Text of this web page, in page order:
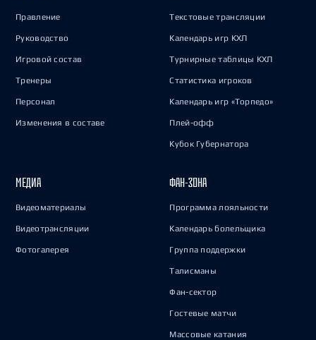
Правление
Руководство
Игровой состав
Тренеры
Персонал
Изменения в составе
Текстовые трансляции
Календарь игр КХЛ
Турнирные таблицы КХЛ
Статистика игроков
Календарь игр «Торпедо»
Плей-офф
Кубок Губернатора
МЕДИА
Видеоматериалы
Видеотрансляции
Фотогалерея
ФАН-ЗОНА
Программа лояльности
Календарь болельщика
Группа поддержки
Талисманы
Фан-сектор
Гостевые матчи
Массовые катания